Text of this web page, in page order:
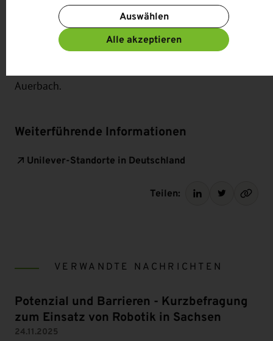
jährlich produzieren.
Mit der neuen Produktionslinie und dem klaren
Fokus auf Wachstumssegmente setzt Unilever ein
Auerbach.
Weiterführende Informationen
Unilever-Standorte in Deutschland
Teilen:
VERWANDTE NACHRICHTEN
Potenzial und Barrieren - Kurzbefragung
zum Einsatz von Robotik in Sachsen
24.11.2025
Verfügung.
Weitere Informationen finden Sie in unseren
Datenschutzbestimmungenund ergänzend in unserem
Auswählen
Alle akzeptieren